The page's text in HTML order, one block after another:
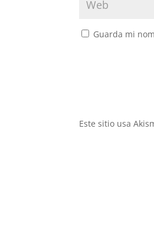
Guarda mi
Este sitio usa